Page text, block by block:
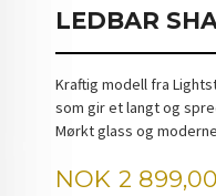
LEDBAR
Kraftig modell fra
som gir et langt og
Mørkt glass og
Tilbud
NOK 2 899,00